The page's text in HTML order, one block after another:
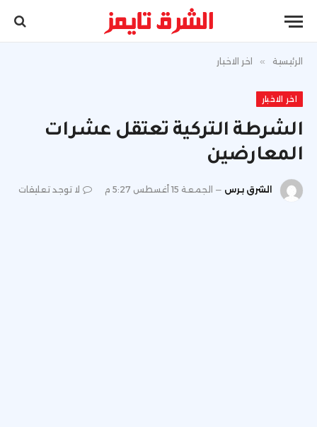
الرئيسية » اخر الاخبار
اخر الاخبار
الشرطة التركية تعتقل عشرات
المعارضين
الشرق برس الجمعة 15 أغسطس 5:27 م لا توجد تعليقات